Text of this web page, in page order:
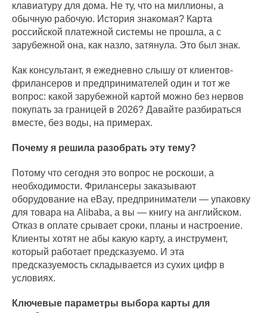
клавиатуру для дома. Не ту, что на миллионы, а
обычную рабочую. История знакомая? Карта
российской платежной системы не прошла, а с
зарубежной она, как назло, затянула. Это был знак.
Как консультант, я ежедневно слышу от клиентов-
фрилансеров и предпринимателей один и тот же
вопрос: какой зарубежной картой можно без нервов
покупать за границей в 2026? Давайте разбираться
вместе, без воды, на примерах.
Почему я решила разобрать эту тему?
Потому что сегодня это вопрос не роскоши, а
необходимости. Фрилансеры заказывают
оборудование на eBay, предприниматели — упаковку
для товара на Alibaba, а вы — книгу на английском.
Отказ в оплате срывает сроки, планы и настроение.
Клиенты хотят не абы какую карту, а инструмент,
который работает предсказуемо. И эта
предсказуемость складывается из сухих цифр в
условиях.
Ключевые параметры выбора карты для